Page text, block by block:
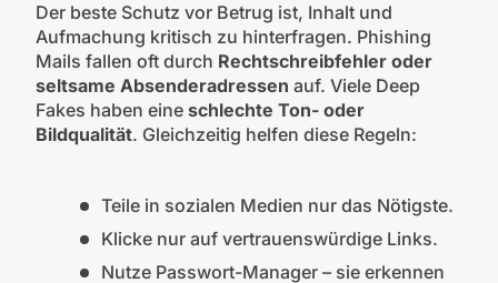
Der beste Schutz vor Betrug ist, Inhalt und
Aufmachung kritisch zu hinterfragen. Phishing
Mails fallen oft durch Rechtschreibfehler oder
seltsame Absenderadressen auf. Viele Deep
Fakes haben eine schlechte Ton- oder
Bildqualität. Gleichzeitig helfen diese Regeln:
Teile in sozialen Medien nur das Nötigste.
Klicke nur auf vertrauenswürdige Links.
Nutze Passwort-Manager – sie erkennen